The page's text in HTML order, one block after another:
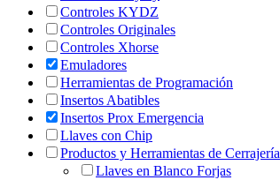
Controles KYDZ
Controles Originales
Controles Xhorse
Emuladores
Herramientas de Programación
Insertos Abatibles
Insertos Prox Emergencia
Llaves con Chip
Productos y Herramientas de Cerrajería
Llaves en Blanco Forjas